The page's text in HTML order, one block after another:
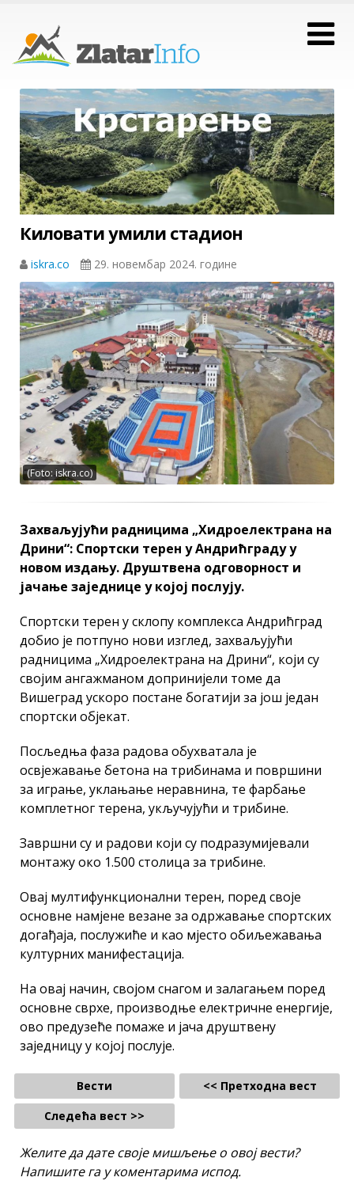
Киловати умили стадион
iskra.co 29. новембар 2024. године
(Foto: iskra.co)
Захваљујући радницима „Хидроелектрана на
Дрини“: Спортски терен у Андрићграду у
новом издању. Друштвена одговорност и
јачање заједнице у којој послују.
Спортски терен у склопу комплекса Андрићград
добио је потпуно нови изглед, захваљујући
радницима „Хидроелектрана на Дрини“, који су
својим ангажманом допринијели томе да
Вишеград ускоро постане богатији за још један
спортски објекат.
Посљедња фаза радова обухватала је
освјежавање бетона на трибинама и површини
за играње, уклањање неравнина, те фарбање
комплетног терена, укључујући и трибине.
Завршни су и радови који су подразумијевали
монтажу око 1.500 столица за трибине.
Овај мултифункционални терен, поред своје
основне намјене везане за одржавање спортских
догађаја, послужиће и као мјесто обиљежавања
културних манифестација.
На овај начин, својом снагом и залагањем поред
основне сврхе, производње електричне енергије,
ово предузеће помаже и јача друштвену
заједницу у којој послује.
Вести
<< Претходна вест
Следећа вест >>
Желите да дате своје мишљење о овој вести?
Напишите га у коментарима испод.